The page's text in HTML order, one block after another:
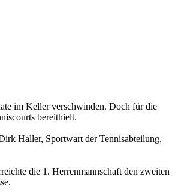
im Keller verschwinden. Doch für die
bereithielt.
Haller, Sportwart der Tennisabteilung,
die 1. Herrenmannschaft den zweiten